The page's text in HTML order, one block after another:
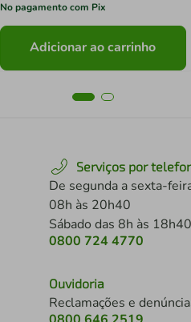
No pagamento com Pix
Adicionar ao carrinho
Serviços por
De segunda a sexta-
08h às 20h40
Sábado das 8h às 18h40
0800 724 4770
Ouvidoria
Reclamações e